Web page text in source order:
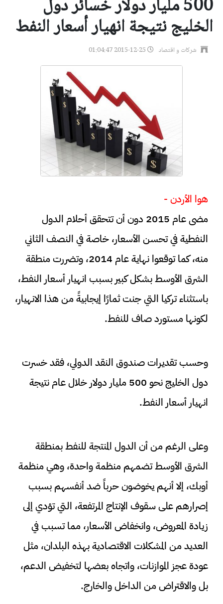
500 مليار دولار خسائر دول
الخليج نتيجة انهيار أسعار النفط
شركات و اقتصاد
هوا الأردن -
مضى عام 2015 دون أن تتحقق أحلام الدول
النفطية في تحسن الأسعار، خاصة في النصف الثاني
منه، كما توقعوا نهاية عام 2014، وتضررت منطقة
الشرق الأوسط بشكل كبير بسبب انهيار أسعار النفط،
باستثناء تركيا التي جنت ثمارًا إيجابيةً من هذا الانهيار،
لكونها مستورد صاف للنفط.
وحسب تقديرات صندوق النقد الدولي، فقد خسرت
دول الخليج نحو 500 مليار دولار خلال عام نتيجة
انهيار أسعار النفط.
وعلى الرغم من أن الدول المنتجة للنفط بمنطقة
الشرق الأوسط تضمهم منظمة واحدة، وهي منظمة
أوبك، إلا أنهم يخوضون حرباً ضد أنفسهم بسبب
إصرارهم على سقوف الإنتاج المرتفعة، التي تؤدي إلى
زيادة المعروض، وانخفاض الأسعار، مما تسبب في
العديد من المشكلات الاقتصادية بهذه البلدان، مثل
عودة عجز الموازنات، واتجاه بعضها لتخفيض الدعم،
بل والاقتراض من الداخل والخارج.